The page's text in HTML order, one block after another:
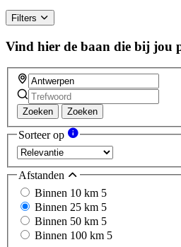
Filters
Vind hier de baan die bij jou
Zoeken Zoeken
Sorteer op
Afstanden
Binnen 10 km 5
Binnen 25 km 5
Binnen 50 km 5
Binnen 100 km 5